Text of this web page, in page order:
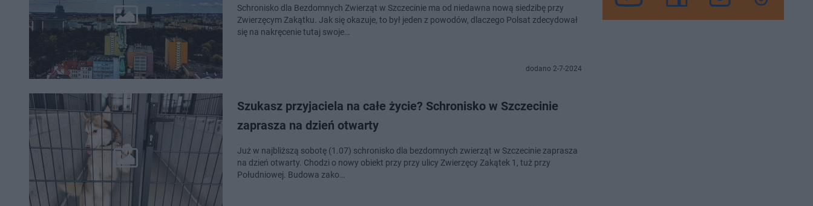
Schronisko dla Bezdomnych Zwierząt w Szczecinie ma od niedawna nową siedzibę przy
Zwierzęcym Zakątku. Jak się okazuje, to był jeden z powodów, dlaczego Polsat zdecydował
się na nakręcenie tutaj swoje…
dodano 2-7-2024
Szukasz przyjaciela na całe życie? Schronisko w Szczecinie
zaprasza na dzień otwarty
Już w najbliższą sobotę (1.07) schronisko dla bezdomnych zwierząt w Szczecinie zaprasza
na dzień otwarty. Chodzi o nowy obiekt przy przy ulicy Zwierzęcy Zakątek 1, tuż przy
Południowej. Budowa zako…